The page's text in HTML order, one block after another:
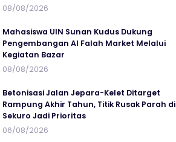
08/08/2026
Mahasiswa UIN Sunan Kudus Dukung
Pengembangan Al Falah Market Melalui
Kegiatan Bazar
08/08/2026
Betonisasi Jalan Jepara-Kelet Ditarget
Rampung Akhir Tahun, Titik Rusak Parah di
Sekuro Jadi Prioritas
06/08/2026